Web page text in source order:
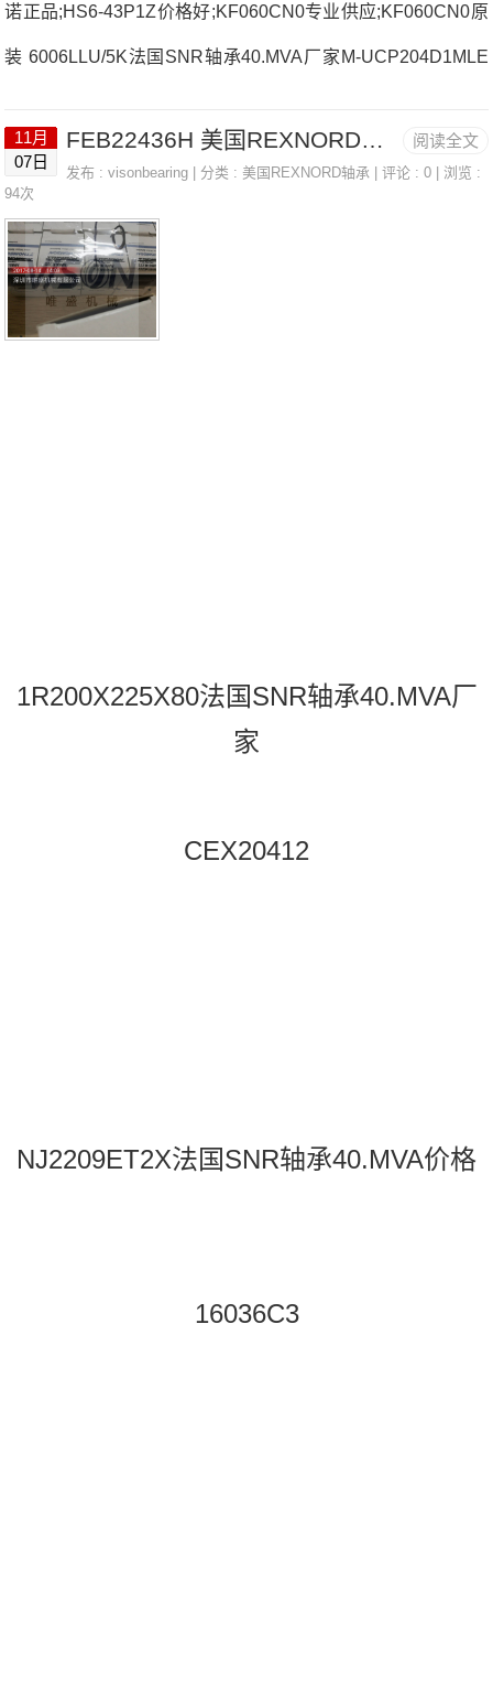
诺正品;HS6-43P1Z价格好;KF060CN0专业供应;KF060CN0原
装 6006LLU/5K法国SNR轴承40.MVA厂家M-UCP204D1MLE
4T-JLM508748法国SNR轴承40.MVA参数40.MVA价格,40.MV
A采购 热销型号推荐：40.MVA，FEB22436H HS6-43P1Z，
P4BE300-SRB-CRE热销品牌推荐：USFC.209USFL.202.CC
40.MVA40.MVA价格,40.MVA采购40.MVA价格,40.MVA采购SU
阅读全文
11月
07日
FEB22436H 美国REXNORD带座轴承 3215
发布 :visonbearing | 分类 :美国REXNORD轴承 | 评论 : 0 | 浏览 :
94次
1R200X225X80法国SNR轴承40.MVA厂
家
CEX20412
NJ2209ET2X法国SNR轴承40.MVA价格
16036C3